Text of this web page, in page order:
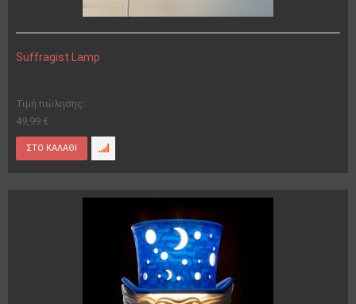
Suffragist Lamp
Τιμή πώλησης:
49,99 €